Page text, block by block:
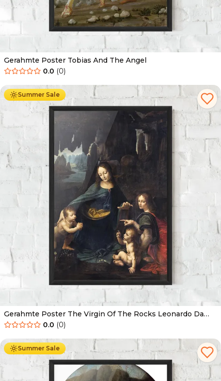
Gerahmte Poster Tobias And The Angel
0.0 (0)
Summer Sale
Ab 49.90 € 29.90
Gerahmte Poster The Virgin Of The Rocks Leonardo Da
Vinci
0.0 (0)
Summer Sale
Ab 49.90 € 29.90